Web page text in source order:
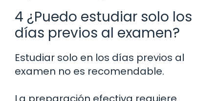
4 ¿Puedo estudiar solo los
días previos al examen?
Estudiar solo en los días previos al
examen no es recomendable.